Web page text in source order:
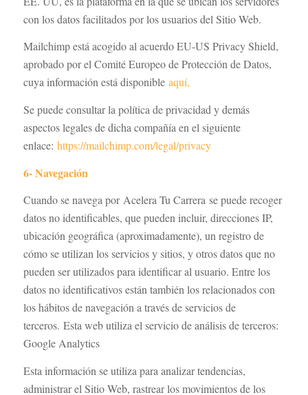
con los datos facilitados por los usuarios del Sitio Web.
Mailchimp está acogido al acuerdo EU-US Privacy Shield,
aprobado por el Comité Europeo de Protección de Datos,
cuya información está disponible aquí,
Se puede consultar la política de privacidad y demás
aspectos legales de dicha compañía en el siguiente
enlace: https://mailchimp.com/legal/privacy
6- Navegación
Cuando se navega por Acelera Tu Carrera se puede recoger
datos no identificables, que pueden incluir, direcciones IP,
ubicación geográfica (aproximadamente), un registro de
cómo se utilizan los servicios y sitios, y otros datos que no
pueden ser utilizados para identificar al usuario. Entre los
datos no identificativos están también los relacionados con
los hábitos de navegación a través de servicios de
terceros. Esta web utiliza el servicio de análisis de terceros:
Google Analytics
Esta información se utiliza para analizar tendencias,
administrar el Sitio Web, rastrear los movimientos de los